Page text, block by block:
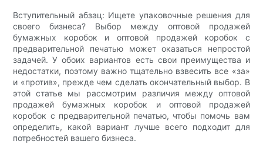
Вступительный абзац: Ищете упаковочные решения для
своего бизнеса? Выбор между оптовой продажей
бумажных коробок и оптовой продажей коробок с
предварительной печатью может оказаться непростой
задачей. У обоих вариантов есть свои преимущества и
недостатки, поэтому важно тщательно взвесить все «за»
и «против», прежде чем сделать окончательный выбор. В
этой статье мы рассмотрим различия между оптовой
продажей бумажных коробок и оптовой продажей
коробок с предварительной печатью, чтобы помочь вам
определить, какой вариант лучше всего подходит для
потребностей вашего бизнеса.